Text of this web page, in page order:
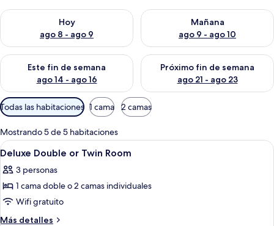
Hoy
ago 8 - ago 9
Consulta la disponibilidad para hoy ago 8 - ago 9
Mañana
ago 9 - ago 10
Consulta la disponibilidad
Este fin de semana
ago 14 - ago 16
Consulta la disponibilidad para este fin de semana ago 14 -
Próximo fin de semana
ago 21 - ago 23
Consulta la disponibilidad
Filtros
disponibles
para
las
habitaciones
Todas las habitaciones 1 cama 2 camas
Mostrando 5 de 5 habitaciones
Abrir
todas
las
fotos
de
Deluxe
Una habitación de hotel con cama,
21
Deluxe Double or Twin Room
3 personas
1 cama doble o 2 camas individuales
Wifi gratuito
Más detalles
Más